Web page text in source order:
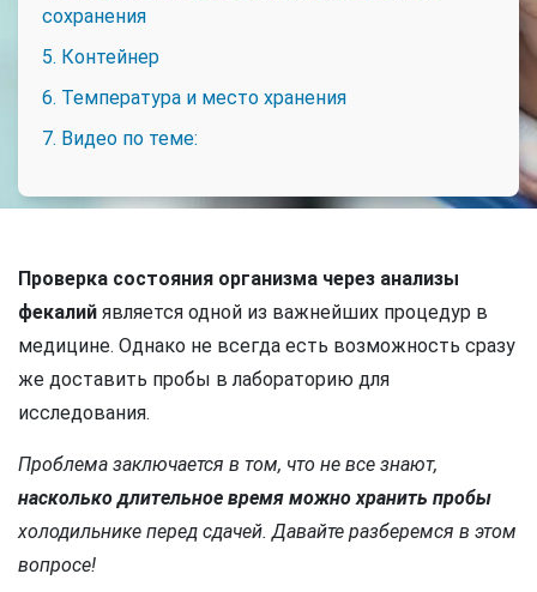
сохранения
5. Контейнер
6. Температура и место хранения
7. Видео по теме:
Проверка состояния организма через анализы
фекалий является одной из важнейших процедур в
медицине. Однако не всегда есть возможность сразу
же доставить пробы в лабораторию для
исследования.
Проблема заключается в том, что не все знают,
насколько длительное время можно хранить пробы
холодильнике перед сдачей. Давайте разберемся в этом
вопросе!